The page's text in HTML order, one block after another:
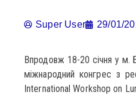
Super User 29/01/
Впродовж 18-20 січня у м.
міжнародний конгрес з
International Workshop on